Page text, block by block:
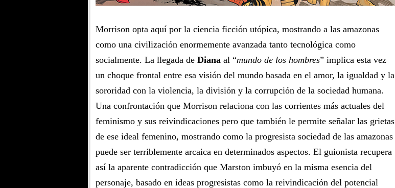
Morrison opta aquí por la ciencia ficción utópica, mostrando a las amazonas
como una civilización enormemente avanzada tanto tecnológica como
socialmente. La llegada de Diana al “mundo de los hombres” implica esta vez
un choque frontal entre esa visión del mundo basada en el amor, la igualdad y la
sororidad con la violencia, la división y la corrupción de la sociedad humana.
Una confrontación que Morrison relaciona con las corrientes más actuales del
feminismo y sus reivindicaciones pero que también le permite señalar las grietas
de ese ideal femenino, mostrando como la progresista sociedad de las amazonas
puede ser terriblemente arcaica en determinados aspectos. El guionista recupera
así la aparente contradicción que Marston imbuyó en la misma esencia del
personaje, basado en ideas progresistas como la reivindicación del potencial